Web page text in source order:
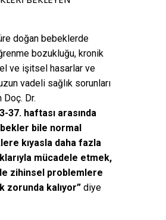
doğan bebeklerde
bozukluğu, kronik
ve işitsel hasarlar ve
vadeli sağlık sorunları
Doç. Dr.
37. haftası arasında
bile normal
kıyasla daha fazla
mücadele etmek,
zihinsel problemlere
zorunda kalıyor” diye